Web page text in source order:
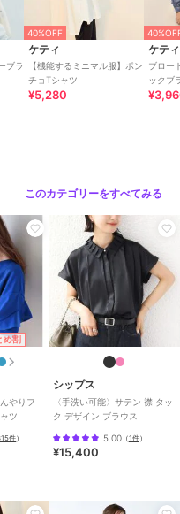
ウス
方法
タンブル乾燥
イロン仕上げ
エットクリーニ
る/ライフス
ネック・キーネ
丈(トップス)
る
ライフス
ネック・キーネ
(トップス)
ブラ
40%OFF
ケティ
【機能するミニマル服】ポン
チョTシャツ
¥5,280
ケティ
ブロー
ックブ
このカテゴリーをすべてみる
め割
やりフ
ツ
件）
シップス
〈手洗い可能〉サテン 襟 タッ
ク デザイン ブラウス
5.00（1件）
¥15,400